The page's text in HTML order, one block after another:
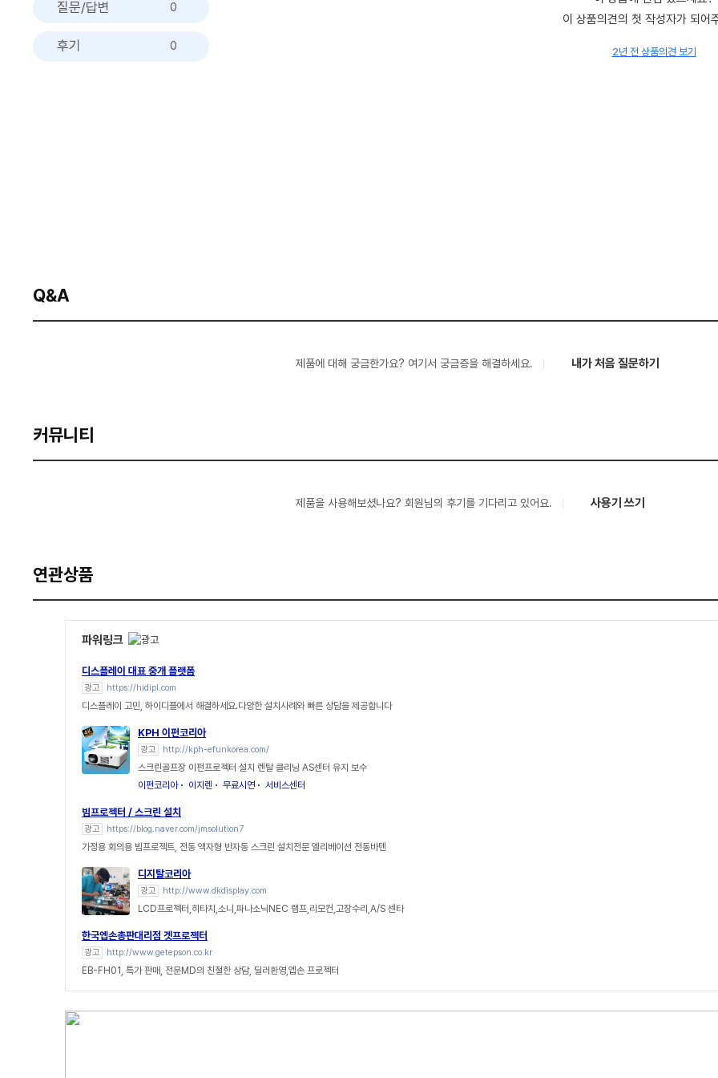
질문/답변 0
후기 0
이 상품의견의 첫 작성자가 되어
2년 전 상품의견 보기
Q&A
제품에 대해 궁금한가요? 여기서 궁금증을 해결하세요. 내가 처음 질문하기
커뮤니티
제품을 사용해보셨나요? 회원님의 후기를 기다리고 있어요. 사용기 쓰기
연관상품
파워링크
디스플레이 대표 중개 플랫폼
광고 https://hidipl.com
디스플레이 고민, 하이디플에서 해결하세요.다양한 설치사례와 빠른 상담을 제공합니다
KPH 이펀코리아
광고 http://kph-efunkorea.com/
스크린골프장 이펀프로젝터 설치 렌탈 클리닝 AS센터 유지 보수
이펀코리아
이지렌 무료시연 서비스센터
빔프로젝터 / 스크린 설치
광고 https://blog.naver.com/jmsolution7
가정용 회의용 빔프로젝트, 전동 액자형 반자동 스크린 설치전문 엘리베이션 전동바텐
디지탈코리아
광고 http://www.dkdisplay.com
LCD프로젝터,히타치,소니,파나소닉NEC 램프,리모컨,고장수리,A/S 센타
한국엡손총판대리점 겟프로젝터
광고 http://www.getepson.co.kr
EB-FH01, 특가 판매, 전문MD의 친절한 상담, 딜러환영,엡손 프로젝터